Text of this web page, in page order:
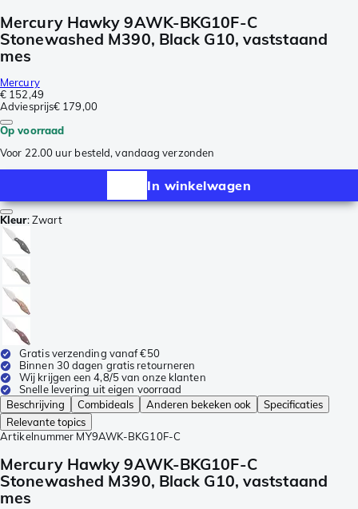
Mercury Hawky 9AWK-BKG10F-C
Stonewashed M390, Black G10, vaststaand
mes
Mercury
€ 152,49
Adviesprijs€ 179,00
Op voorraad
Voor 22.00 uur besteld, vandaag verzonden
In winkelwagen
Kleur:Zwart
Gratis verzending vanaf €50
Binnen 30 dagen gratis retourneren
Wij krijgen een 4,8/5 van onze klanten
Snelle levering uit eigen voorraad
Beschrijving
Combideals Anderen bekeken ook
Specificaties
Relevante topics
Artikelnummer MY9AWK-BKG10F-C
Mercury Hawky 9AWK-BKG10F-C
Stonewashed M390, Black G10, vaststaand
mes